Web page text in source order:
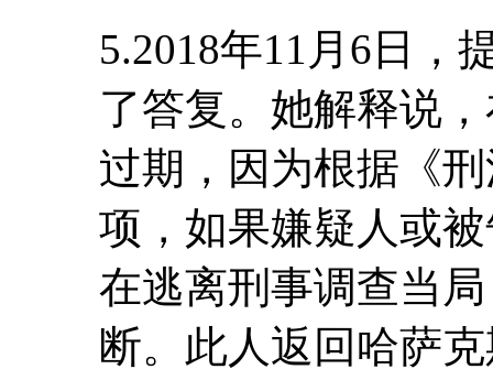
5.2018年11月6日，
了答复。她解释说
过期，因为根据《
项，如果嫌疑人或
在逃离刑事调查当
断。此人返回哈萨